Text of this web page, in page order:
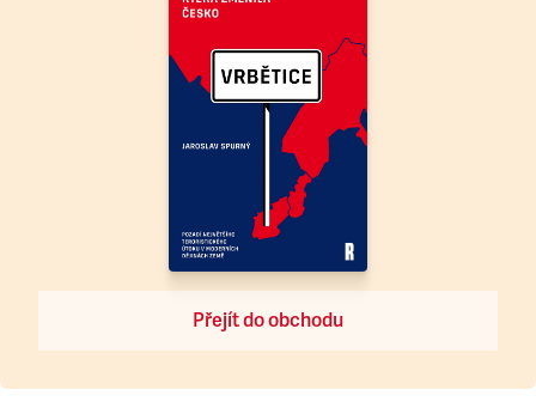
Přejít do obchodu